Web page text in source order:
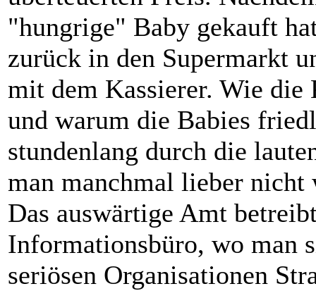
"hungrige" Baby gekauft
zurück in den Supermarkt
mit dem Kassierer. Wie die
und warum die Babies
stundenlang durch die
man manchmal lieber nicht
Das auswärtige Amt
Informationsbüro, wo man
seriösen Organisationen